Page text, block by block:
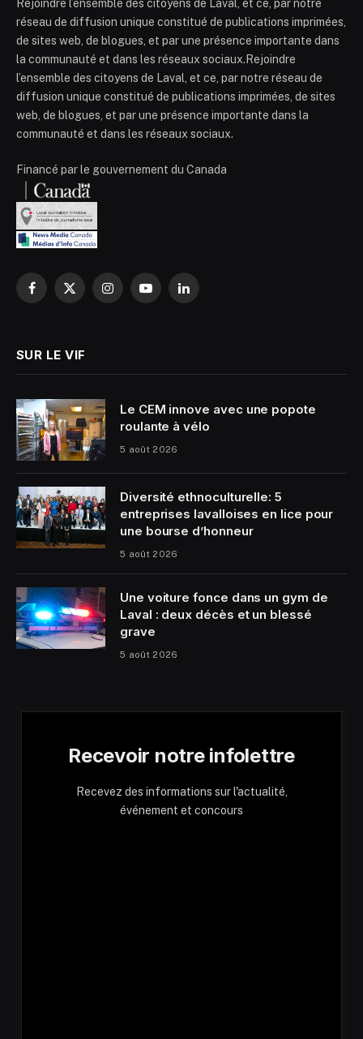
Rejoindre l’ensemble des citoyens de Laval, et ce, par notre
réseau de diffusion unique constitué de publications imprimées,
de sites web, de blogues, et par une présence importante dans
la communauté et dans les réseaux sociaux.Rejoindre
l’ensemble des citoyens de Laval, et ce, par notre réseau de
diffusion unique constitué de publications imprimées, de sites
web, de blogues, et par une présence importante dans la
communauté et dans les réseaux sociaux.
Financé par le gouvernement du Canada
Facebook
X
InstagramYouTubeLinkedIn
SUR LE VIF
Le CEM innove avec une popote
roulante à vélo
5 août 2026
Diversité ethnoculturelle: 5
entreprises lavalloises en lice pour
une bourse d’honneur
5 août 2026
Une voiture fonce dans un gym de
Laval : deux décès et un blessé
grave
5 août 2026
Recevoir notre infolettre
Recevez des informations sur l'actualité,
événement et concours